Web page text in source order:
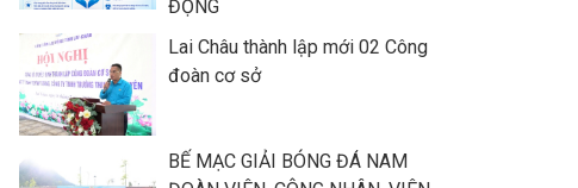
ĐỘNG
Lai Châu thành lập mới 02 Công
đoàn cơ sở
BẾ MẠC GIẢI BÓNG ĐÁ NAM